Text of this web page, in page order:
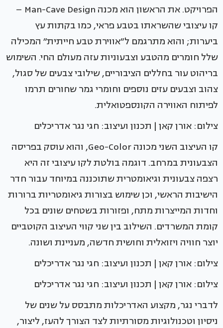
הפרויקט. את הראשון הוא מכנה Man-Cave Design –
קו עיצובי שהשראתו בטבע פראי, כמו בקתות עץ
ביערות; והוא מתרגמם ל״אווירת טבע חייתית״ המכילה
שלל חומרים מהטבע וצבעוניות עזה מעולם החי. השימוש
בריהוט עור בחללים הציבוריים, שילובי צבעים של סגול,
צהוב וצבעים עזים נוספים וחומרי גמר שחורים תרמו
לפיתוח האווירה הקונספטואלית.
צילום: אורן קאן | תכנון ועיצוב: חגי נגר אדריכלים
קו העיצוב השני מכונה Geo-Color, והוא עוסק בפריסה
הצבעונית במרחב. דוגמה בולטת לקו עיצובי זה היא
רצפה צבעונית וגיאומטרית שתוכננה במיוחד עבור חדר
הישיבות הראשי, וכן שימוש בצורות גיאומטריות ברורות
וחדות המייצרות מתח, ופזורות בשטחים שונים בכל
קומת המשרדים. השילוב בין שני קווי העיצוב הקוטביים
יוצר חוויה ויזואלית וחושית חדשה, מעניינת ושונה.
צילום: אורן קאן | תכנון ועיצוב: חגי נגר אדריכלים
צילום: אורן קאן | תכנון ועיצוב: חגי נגר אדריכלים
לדברי נגר, מקצוע האדריכלות מתבסס על שנים של
ניסיון וטכנולוגיות מסורתיות לצד הצורך להעז, ליצור,